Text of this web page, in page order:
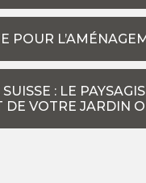
POUR
: LE
DE VOTRE JARDIN